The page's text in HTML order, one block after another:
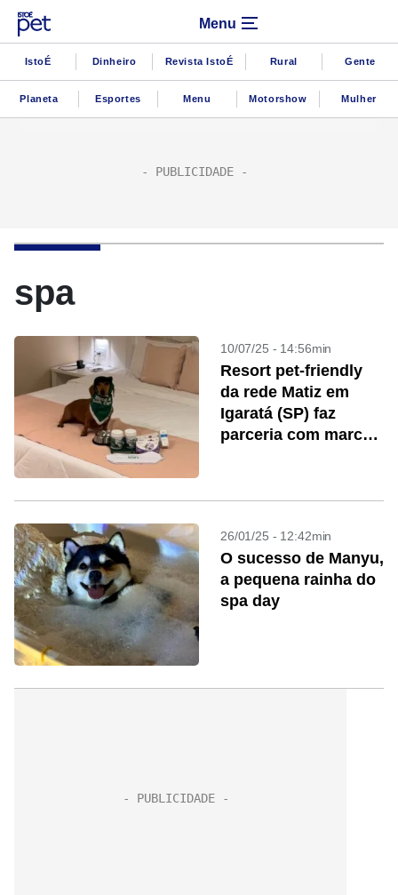
Menu
IstoÉ Dinheiro Revista IstoÉ Rural Gente
Planeta Esportes Menu Motorshow Mulher
spa
10/07/25 - 14:56min
Resort pet-friendly
da rede Matiz em
Igaratá (SP) faz
parceria com marca
26/01/25 - 12:42min
O sucesso de Manyu,
a pequena rainha do
spa day